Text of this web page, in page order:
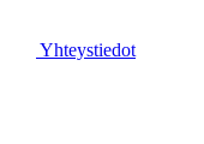
Yhteystiedot